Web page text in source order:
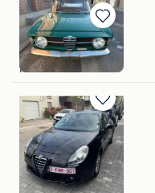
Bewaren
in
Mijn
Favorieten
v8
Fleurus
Bewaren
in
Mijn
Favorieten